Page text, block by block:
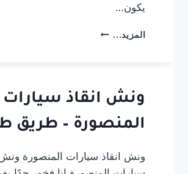
يكون…
المزيد... كيفية
انقاذ
لسيارتك
ونش انقاذ سيارات
المنصورة – طريق
ونش انقاذ سيارات المنصورة ونش